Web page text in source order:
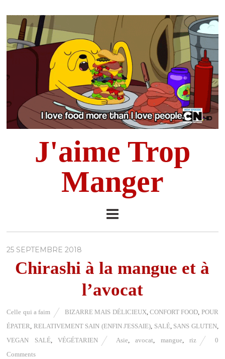
J'aime Trop
Manger
25 SEPTEMBRE 2018
Chirashi à la mangue et à
l’avocat
Celle qui a faim BIZARRE MAIS DÉLICIEUX CONFORT FOOD POUR
ÉPATER RELATIVEMENT SAIN (ENFIN J'ESSAIE) SALÉ, SANS GLUTEN,
VEGAN SALÉ,VÉGÉTARIEN Asie ,avocat mangue ,riz
0
Comments